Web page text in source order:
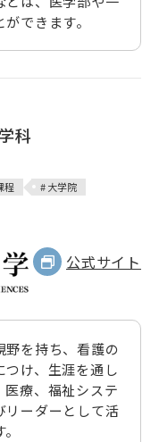
できます。
科
程 # 大学院
公式サイト
野を持ち、看護の
け、生涯を通し
療、福祉システ
リーダーとして活